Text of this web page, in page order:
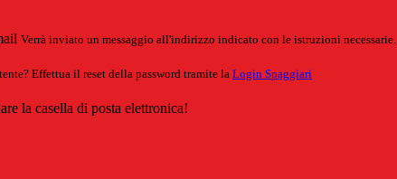
Verrà inviato un messaggio all'indirizzo indicato con le istruzioni necessarie.
Effettua il reset della password tramite la Login Spaggiari
la casella di posta elettronica!